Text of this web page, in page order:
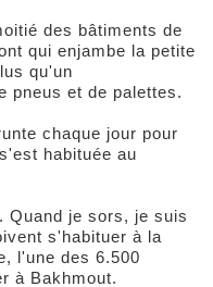
des bâtiments de
qui enjambe la petite
qu'un
pneus et de palettes.
chaque jour pour
habituée au
Quand je sors, je suis
s'habituer à la
l'une des 6.500
à Bakhmout.